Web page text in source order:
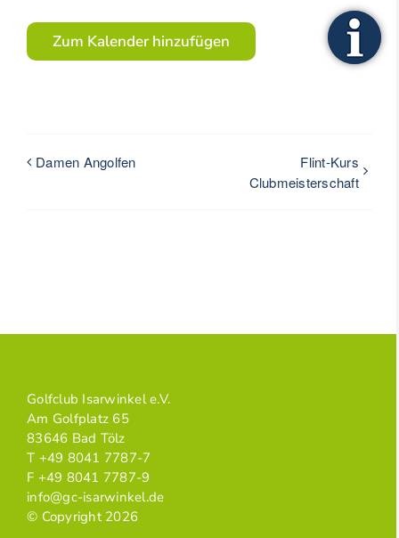
Zum Kalender hinzufügen
Damen Angolfen
Flint-Kurs
Clubmeisterschaft
Golfclub Isarwinkel e.V.
Am Golfplatz 65
83646 Bad Tölz
T +49 8041 7787-7
F +49 8041 7787-9
info@gc-isarwinkel.de
© Copyright 2026